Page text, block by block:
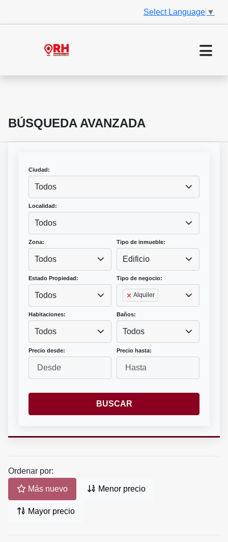
Select Language ▼
BÚSQUEDA AVANZADA
Ciudad:
Todos
Localidad:
Todos
Zona:
Todos
Tipo de inmueble:
Edificio
Estado Propiedad:
Todos
Tipo de negocio:
Alquiler
Habitaciones:
Todos
Baños:
Todos
Precio desde: Precio hasta:
BUSCAR
Ordenar por:
Más nuevo Menor precio
Mayor precio